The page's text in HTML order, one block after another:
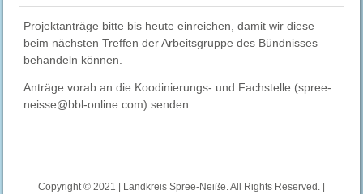
Projektanträge bitte bis heute einreichen, damit wir diese
beim nächsten Treffen der Arbeitsgruppe des Bündnisses
behandeln können.
Anträge vorab an die Koodinierungs- und Fachstelle (spree-
neisse@bbl-online.com) senden.
Copyright © 2021 | Landkreis Spree-Neiße. All Rights Reserved. |